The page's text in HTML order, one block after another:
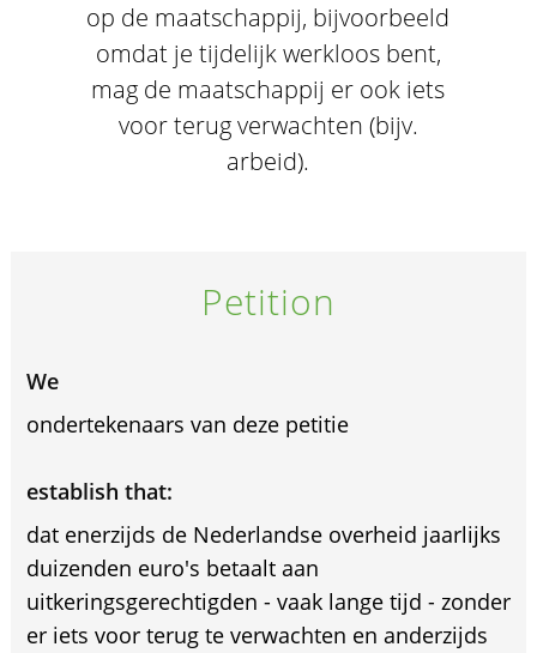
op de maatschappij, bijvoorbeeld
omdat je tijdelijk werkloos bent,
mag de maatschappij er ook iets
voor terug verwachten (bijv.
arbeid).
Petition
We
ondertekenaars van deze petitie
establish that:
dat enerzijds de Nederlandse overheid jaarlijks
duizenden euro's betaalt aan
uitkeringsgerechtigden - vaak lange tijd - zonder
er iets voor terug te verwachten en anderzijds